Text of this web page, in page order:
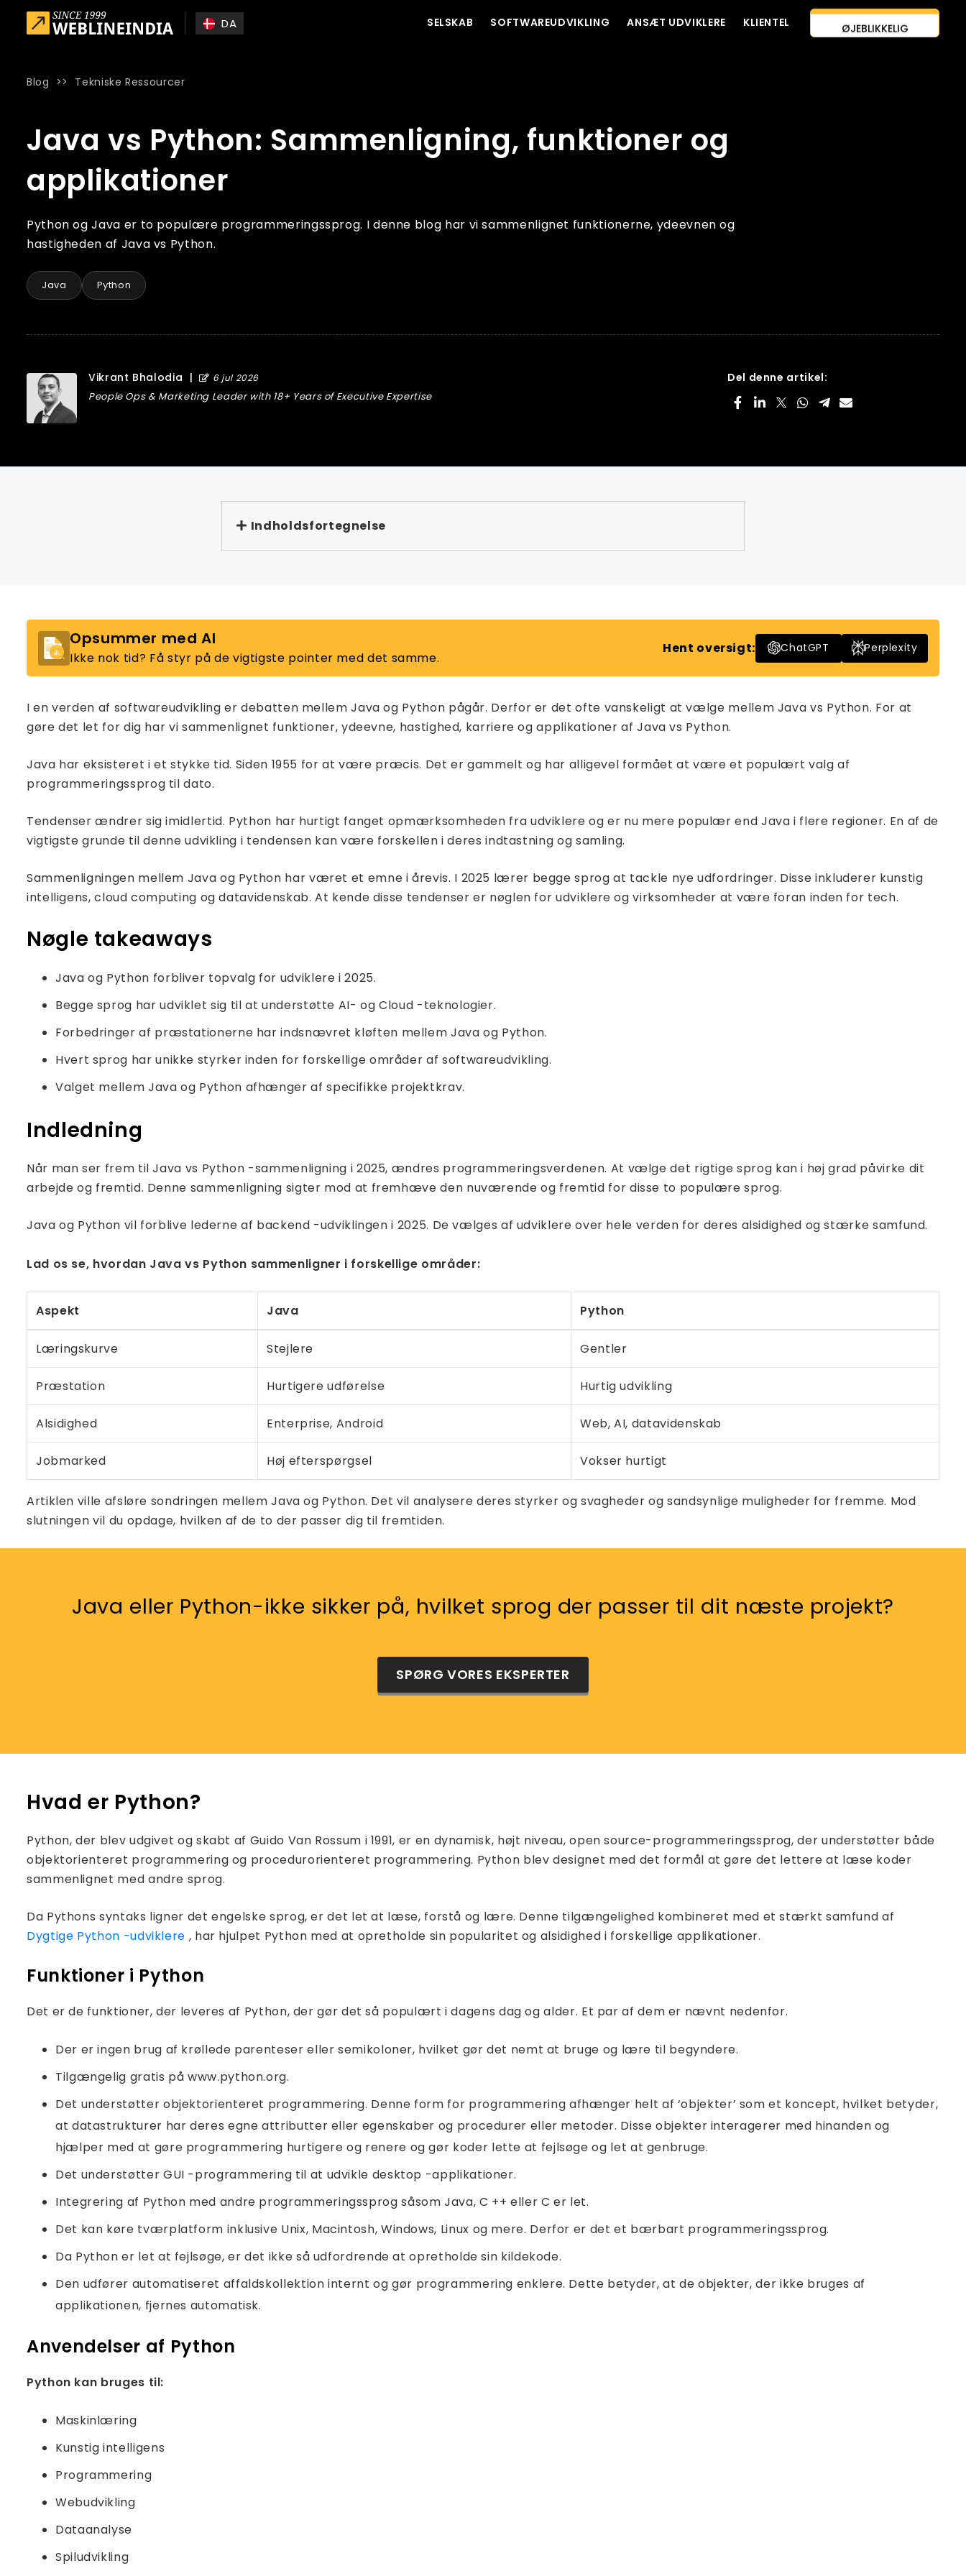
Skip to main content
DA SELSKAB SOFTWAREUDVIKLING ANSÆT UDVIKLERE KLIENTEL
ØJEBLIKKELIG
Blog >> Tekniske Ressourcer
Java vs Python: Sammenligning, funktioner og
applikationer
Python og Java er to populære programmeringssprog. I denne blog har vi sammenlignet funktionerne, ydeevnen og
hastigheden af ​​Java vs Python.
Java Python
Vikrant Bhalodia | 6 jul 2026
People Ops & Marketing Leader with 18+ Years of Executive Expertise
Del denne artikel:
Indholdsfortegnelse
Opsummer med AI
Ikke nok tid? Få styr på de vigtigste pointer med det samme.
Hent oversigt: ChatGPT Perplexity
I en verden af ​​softwareudvikling er debatten mellem Java og Python pågår. Derfor er det ofte vanskeligt at vælge mellem Java vs Python. For at
gøre det let for dig har vi sammenlignet funktioner, ydeevne, hastighed, karriere og applikationer af Java vs Python.
Java har eksisteret i et stykke tid. Siden 1955 for at være præcis. Det er gammelt og har alligevel formået at være et populært valg af
programmeringssprog til dato.
Tendenser ændrer sig imidlertid. Python har hurtigt fanget opmærksomheden fra udviklere og er nu mere populær end Java i flere regioner. En af de
vigtigste grunde til denne udvikling i tendensen kan være forskellen i deres indtastning og samling.
Sammenligningen mellem Java og Python har været et emne i årevis. I 2025 lærer begge sprog at tackle nye udfordringer. Disse inkluderer kunstig
intelligens, cloud computing og datavidenskab. At kende disse tendenser er nøglen for udviklere og virksomheder at være foran inden for tech.
Nøgle takeaways
Java og Python forbliver topvalg for udviklere i 2025.
Begge sprog har udviklet sig til at understøtte AI- og Cloud -teknologier.
Forbedringer af præstationerne har indsnævret kløften mellem Java og Python.
Hvert sprog har unikke styrker inden for forskellige områder af softwareudvikling.
Valget mellem Java og Python afhænger af specifikke projektkrav.
Indledning
Når man ser frem til Java vs Python -sammenligning i 2025, ændres programmeringsverdenen. At vælge det rigtige sprog kan i høj grad påvirke dit
arbejde og fremtid. Denne sammenligning sigter mod at fremhæve den nuværende og fremtid for disse to populære sprog.
Java og Python vil forblive lederne af backend -udviklingen i 2025. De vælges af udviklere over hele verden for deres alsidighed og stærke samfund.
Lad os se, hvordan Java vs Python sammenligner i forskellige områder:
Aspekt Java Python
Læringskurve Stejlere Gentler
Præstation Hurtigere udførelse Hurtig udvikling
Alsidighed Enterprise, Android Web, AI, datavidenskab
Jobmarked Høj efterspørgsel Vokser hurtigt
Artiklen ville afsløre sondringen mellem Java og Python. Det vil analysere deres styrker og svagheder og sandsynlige muligheder for fremme. Mod
slutningen vil du opdage, hvilken af ​​de to der passer dig til fremtiden.
Java eller Python-ikke sikker på, hvilket sprog der passer til dit næste projekt?
SPØRG VORES EKSPERTER
Hvad er Python?
Python, der blev udgivet og skabt af Guido Van Rossum i 1991, er en dynamisk, højt niveau, open source-programmeringssprog, der understøtter både
objektorienteret programmering og procedurorienteret programmering. Python blev designet med det formål at gøre det lettere at læse koder
sammenlignet med andre sprog.
Da Pythons syntaks ligner det engelske sprog, er det let at læse, forstå og lære. Denne tilgængelighed kombineret med et stærkt samfund af
Dygtige Python -udviklere , har hjulpet Python med at opretholde sin popularitet og alsidighed i forskellige applikationer.
Funktioner i Python
Det er de funktioner, der leveres af Python, der gør det så populært i dagens dag og alder. Et par af dem er nævnt nedenfor.
Der er ingen brug af krøllede parenteser eller semikoloner, hvilket gør det nemt at bruge og lære til begyndere.
Tilgængelig gratis på www.python.org.
Det understøtter objektorienteret programmering. Denne form for programmering afhænger helt af ‘objekter’ som et koncept, hvilket betyder,
at datastrukturer har deres egne attributter eller egenskaber og procedurer eller metoder. Disse objekter interagerer med hinanden og
hjælper med at gøre programmering hurtigere og renere og gør koder lette at fejlsøge og let at genbruge.
Det understøtter GUI -programmering til at udvikle desktop -applikationer.
Integrering af Python med andre programmeringssprog såsom Java, C ++ eller C er let.
Det kan køre tværplatform inklusive Unix, Macintosh, Windows, Linux og mere. Derfor er det et bærbart programmeringssprog.
Da Python er let at fejlsøge, er det ikke så udfordrende at opretholde sin kildekode.
Den udfører automatiseret affaldskollektion internt og gør programmering enklere. Dette betyder, at de objekter, der ikke bruges af
applikationen, fjernes automatisk.
Anvendelser af Python
Python kan bruges til:
Maskinlæring
Kunstig intelligens
Programmering
Webudvikling
Dataanalyse
Spiludvikling